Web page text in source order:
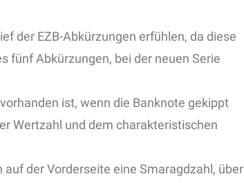
der EZB-Abkürzungen erfühlen, da diese
fünf Abkürzungen, bei der neuen Serie
ist, wenn die Banknote gekippt
Wertzahl und dem charakteristischen
der Vorderseite eine Smaragdzahl, über